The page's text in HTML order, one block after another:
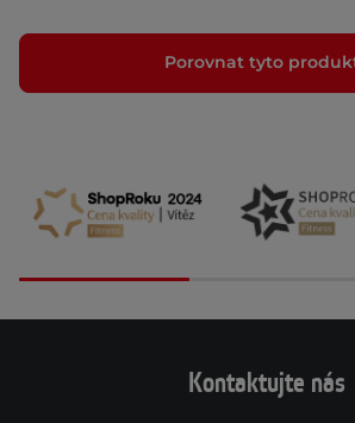
Porovnat tyto
Kontaktujte nás